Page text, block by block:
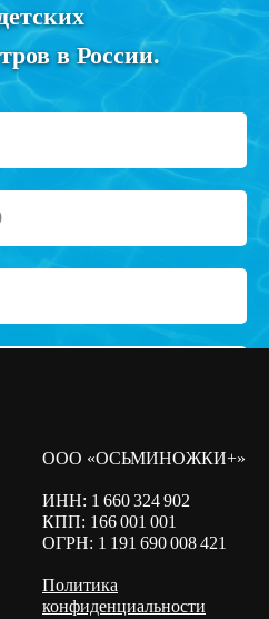
в России.
вы даете согласие на обработку
cполитикой конфиденциальности
ООО «ОСЬМИНОЖКИ+»
ИНН: 1 660 324 902
КПП: 166 001 001
ОГРН: 1 191 690 008 421
Политика
конфиденциальности